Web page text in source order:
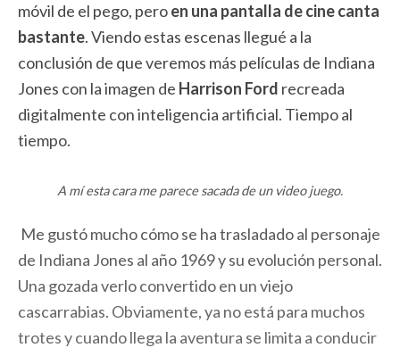
móvil de el pego, peroen una pantalla de cine canta
bastante. Viendo estas escenas llegué a la
conclusión de que veremos más películas de Indiana
Jones con la imagen de Harrison Ford recreada
digitalmente con inteligencia artificial. Tiempo al
tiempo.
A mí esta cara me parece sacada de un video juego.
Me gustó mucho cómo se ha trasladado al personaje
de Indiana Jones al año 1969 y su evolución personal.
Una gozada verlo convertido en un viejo
cascarrabias. Obviamente, ya no está para muchos
trotes y cuando llega la aventura se limita a conducir